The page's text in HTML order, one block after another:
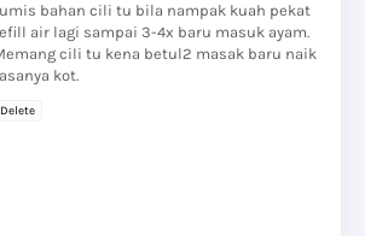
bahan cili tu bila nampak kuah pekat
air lagi sampai 3-4x baru masuk ayam.
cili tu kena betul2 masak baru naik
kot.
Delete